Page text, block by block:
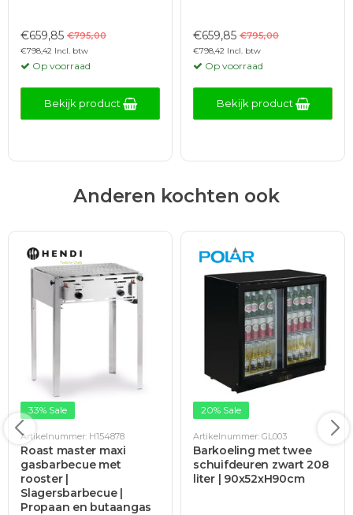
€659,85 €795,00
€798,42 Incl. btw
Op voorraad
Bekijk product
€659,85 €795,00
€798,42 Incl. btw
Op voorraad
Bekijk product
Anderen kochten ook
33% Sale
Artikelnummer: H154878
Roast master maxi
gasbarbecue met
rooster |
Slagersbarbecue |
Propaan en butaangas
20% Sale
Artikelnummer: GL003
Barkoeling met twee
schuifdeuren zwart 208
liter | 90x52xH90cm